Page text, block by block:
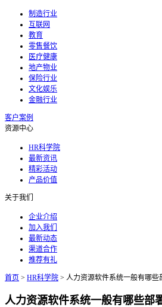
制造行业
互联网
教育
零售餐饮
医疗健康
地产物业
保险行业
文化娱乐
金融行业
客户案例
资源中心
HR科学院
最新资讯
精彩活动
产品价值
关于我们
企业介绍
加入我们
最新动态
渠道合作
推荐有礼
首页 > HR科学院 > 人力资源软件系统一般有哪些
人力资源软件系统一般有哪些部